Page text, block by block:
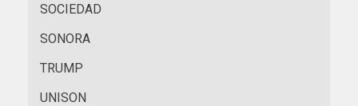
SOCIEDAD
SONORA
TRUMP
UNISON